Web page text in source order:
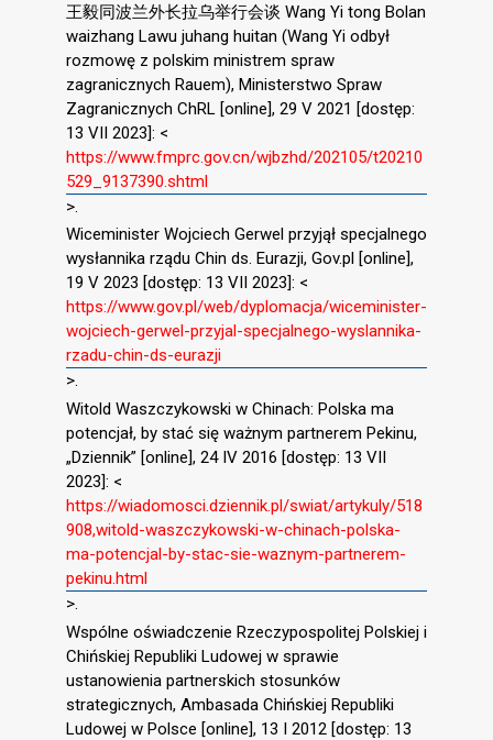
王毅同波兰外长拉乌举行会谈 Wang Yi tong Bolan
waizhang Lawu juhang huitan (Wang Yi odbył
rozmowę z polskim ministrem spraw
zagranicznych Rauem), Ministerstwo Spraw
Zagranicznych ChRL [online], 29 V 2021 [dostęp:
13 VII 2023]: <
https://www.fmprc.gov.cn/wjbzhd/202105/t20210
529_9137390.shtml
>.
Wiceminister Wojciech Gerwel przyjął specjalnego
wysłannika rządu Chin ds. Eurazji, Gov.pl [online],
19 V 2023 [dostęp: 13 VII 2023]: <
https://www.gov.pl/web/dyplomacja/wiceminister-
wojciech-gerwel-przyjal-specjalnego-wyslannika-
rzadu-chin-ds-eurazji
>.
Witold Waszczykowski w Chinach: Polska ma
potencjał, by stać się ważnym partnerem Pekinu,
„Dziennik” [online], 24 IV 2016 [dostęp: 13 VII
2023]: <
https://wiadomosci.dziennik.pl/swiat/artykuly/518
908,witold-waszczykowski-w-chinach-polska-
ma-potencjal-by-stac-sie-waznym-partnerem-
pekinu.html
>.
Wspólne oświadczenie Rzeczypospolitej Polskiej i
Chińskiej Republiki Ludowej w sprawie
ustanowienia partnerskich stosunków
strategicznych, Ambasada Chińskiej Republiki
Ludowej w Polsce [online], 13 I 2012 [dostęp: 13